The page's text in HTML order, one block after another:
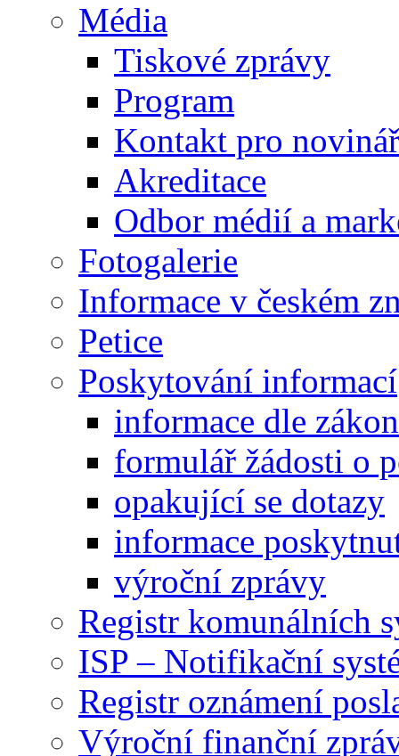
Média
Tiskové zprávy
Program
Kontakt pro
Akreditace
Odbor médií a
Fotogalerie
Informace v českém
Petice
Poskytování informací
informace dle
formulář žádosti o
opakující se dotazy
informace
výroční zprávy
Registr komunálních
ISP – Notifikační
Registr oznámení
Výroční finanční